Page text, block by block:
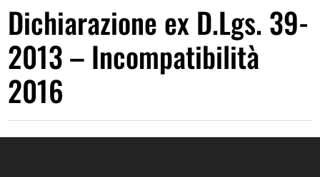
Dichiarazione ex D.Lgs. 39-
2013 – Incompatibilità
2016